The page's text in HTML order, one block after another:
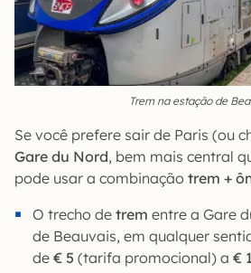
Trem na estação de
Se você prefere sair de Paris (ou
Gare du Nord, bem mais central
pode usar a combinação trem +
O trecho de trem entre a Gare
de Beauvais, em qualquer
de € 5 (tarifa promocional) a €